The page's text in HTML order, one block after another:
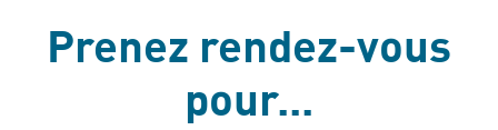
Prenez rendez-vous
pour...